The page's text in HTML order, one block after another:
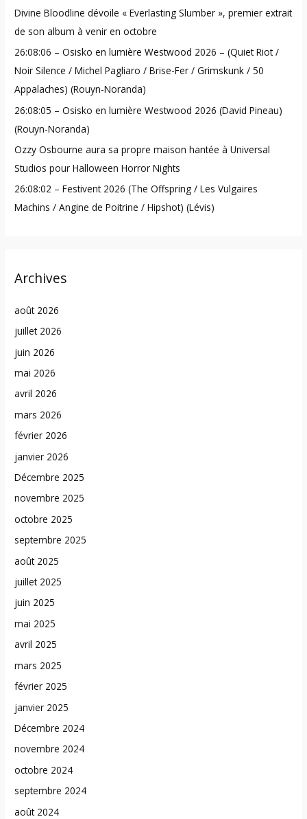
f
o
r
:
Divine Bloodline dévoile « Everlasting Slumber », premier extrait
de son album à venir en octobre
26:08:06 – Osisko en lumière Westwood 2026 – (Quiet Riot /
Noir Silence / Michel Pagliaro / Brise-Fer / Grimskunk / 50
Appalaches) (Rouyn-Noranda)
26:08:05 – Osisko en lumière Westwood 2026 (David Pineau)
(Rouyn-Noranda)
Ozzy Osbourne aura sa propre maison hantée à Universal
Studios pour Halloween Horror Nights
26:08:02 – Festivent 2026 (The Offspring / Les Vulgaires
Machins / Angine de Poitrine / Hipshot) (Lévis)
Archives
août 2026
juillet 2026
juin 2026
mai 2026
avril 2026
mars 2026
février 2026
janvier 2026
Décembre 2025
novembre 2025
octobre 2025
septembre 2025
août 2025
juillet 2025
juin 2025
mai 2025
avril 2025
mars 2025
février 2025
janvier 2025
Décembre 2024
novembre 2024
octobre 2024
septembre 2024
août 2024